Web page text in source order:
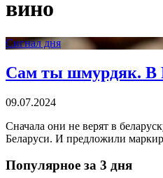
вино
Сигнал дня
Сам ты шмурдяк. В
09.07.2024
Сначала они не верят в
Беларуси. И предложили
Популярное за 3 дня